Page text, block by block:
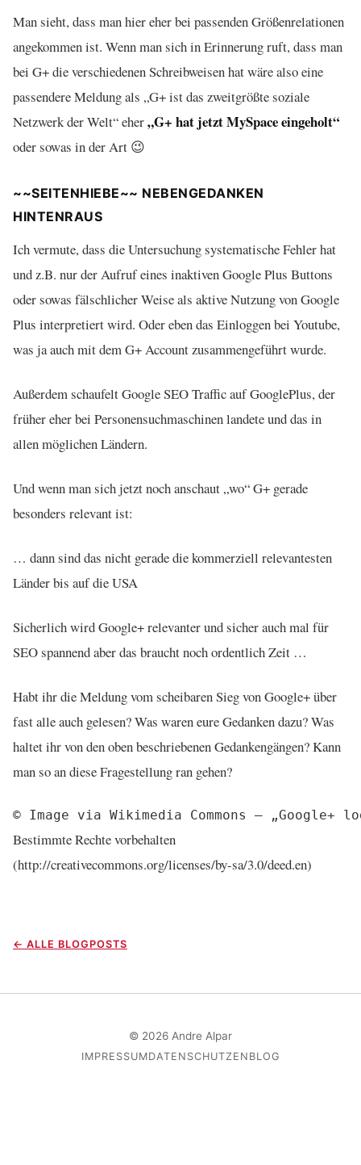
Man sieht, dass man hier eher bei passenden Größenrelationen
angekommen ist. Wenn man sich in Erinnerung ruft, dass man
bei G+ die verschiedenen Schreibweisen hat wäre also eine
passendere Meldung als „G+ ist das zweitgrößte soziale
Netzwerk der Welt“ eher„G+ hat jetzt MySpace eingeholt“
oder sowas in der Art 😉
~~SEITENHIEBE~~ NEBENGEDANKEN
HINTENRAUS
Ich vermute, dass die Untersuchung systematische Fehler hat
und z.B. nur der Aufruf eines inaktiven Google Plus Buttons
oder sowas fälschlicher Weise als aktive Nutzung von Google
Plus interpretiert wird. Oder eben das Einloggen bei Youtube,
was ja auch mit dem G+ Account zusammengeführt wurde.
Außerdem schaufelt Google SEO Traffic auf GooglePlus, der
früher eher bei Personensuchmaschinen landete und das in
allen möglichen Ländern.
Und wenn man sich jetzt noch anschaut „wo“ G+ gerade
besonders relevant ist:
… dann sind das nicht gerade die kommerziell relevantesten
Länder bis auf die USA
Sicherlich wird Google+ relevanter und sicher auch mal für
SEO spannend aber das braucht noch ordentlich Zeit …
Habt ihr die Meldung vom scheibaren Sieg von Google+ über
fast alle auch gelesen? Was waren eure Gedanken dazu? Was
haltet ihr von den oben beschriebenen Gedankengängen? Kann
man so an diese Fragestellung ran gehen?
Bestimmte Rechte vorbehalten
(http://creativecommons.org/licenses/by-sa/3.0/deed.en)
← ALLE BLOGPOSTS
© 2026 Andre Alpar
IMPRESSUMDATENSCHUTZ EN BLOG